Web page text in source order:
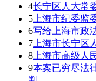
4长宁区人大常
5 上海市纪委监
6写给上海市政
7 上海市长宁区
8 上海市高级人
9本案已穷尽法